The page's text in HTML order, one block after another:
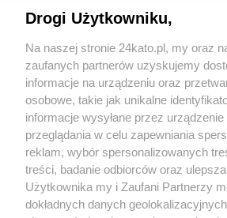
Wydawca mediów lokalnych
Nie zapomnij
zapoznać się z:
polityką prywatności regulamin
Twojemiasto
Drogi Użytkowniku,
Na naszej stronie 24kato.pl, my oraz
zaufanych partnerów uzyskujemy
informacje na urządzeniu oraz
osobowe, takie jak unikalne
informacje wysyłane przez
przeglądania w celu zapewniania
reklam, wybór spersonalizowanych
treści, badanie odbiorców oraz
Użytkownika my i Zaufani Partnerzy
dokładnych danych